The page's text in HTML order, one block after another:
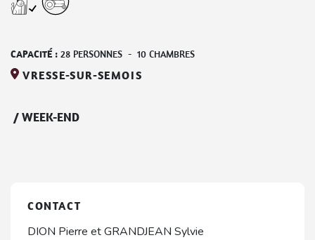
CAPACITÉ : 28 PERSONNES - 10 CHAMBRES
VRESSE-SUR-SEMOIS
/WEEK-END
CONTACT
DION Pierre et GRANDJEAN Sylvie